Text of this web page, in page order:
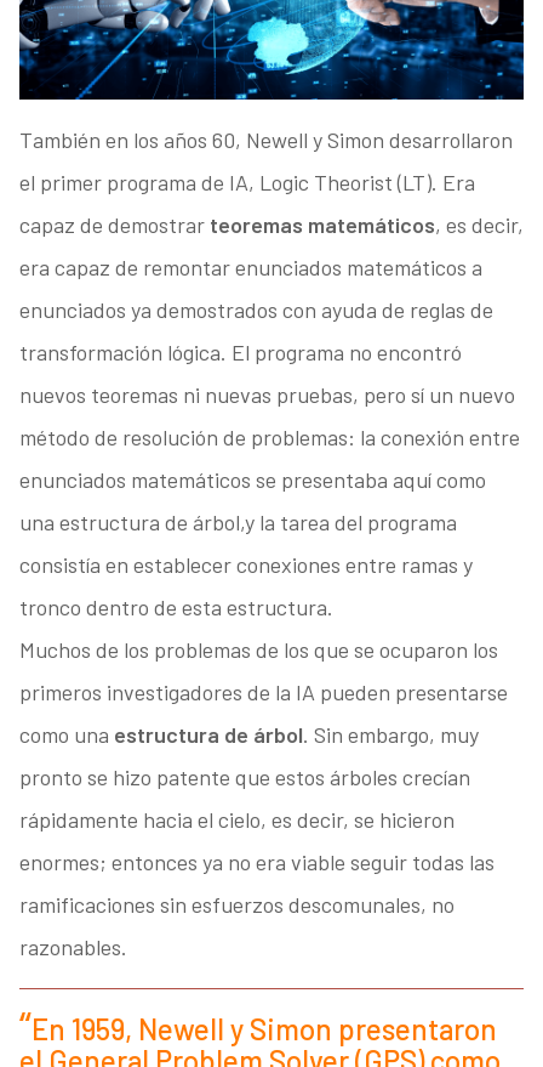
También en los años 60, Newell y Simon desarrollaron
el primer programa de IA, Logic Theorist (LT). Era
capaz de demostrar teoremas matemáticos, es decir,
era capaz de remontar enunciados matemáticos a
enunciados ya demostrados con ayuda de reglas de
transformación lógica. El programa no encontró
nuevos teoremas ni nuevas pruebas, pero sí un nuevo
método de resolución de problemas: la conexión entre
enunciados matemáticos se presentaba aquí como
una estructura de árbol,y la tarea del programa
consistía en establecer conexiones entre ramas y
tronco dentro de esta estructura.
Muchos de los problemas de los que se ocuparon los
primeros investigadores de la IA pueden presentarse
como una estructura de árbol. Sin embargo, muy
pronto se hizo patente que estos árboles crecían
rápidamente hacia el cielo, es decir, se hicieron
enormes; entonces ya no era viable seguir todas las
ramificaciones sin esfuerzos descomunales, no
razonables.
En 1959, Newell y Simon presentaron